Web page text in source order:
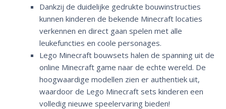
Dankzij de duidelijke gedrukte bouwinstructies
kunnen kinderen de bekende Minecraft locaties
verkennen en direct gaan spelen met alle
leukefuncties en coole personages.
Lego Minecraft bouwsets halen de spanning uit de
online Minecraft game naar de echte wereld. De
hoogwaardige modellen zien er authentiek uit,
waardoor de Lego Minecraft sets kinderen een
volledig nieuwe speelervaring bieden!